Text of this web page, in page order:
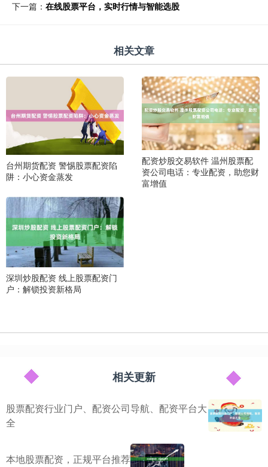
下一篇： 在线股票平台，实时行情与智能选股
相关文章
台州期货配资 警惕股票配资陷
阱：小心资金蒸发
配资炒股交易软件 温州股票配
资公司电话：专业配资，助您财
富增值
深圳炒股配资 线上股票配资门
户：解锁投资新格局
相关更新
股票配资行业门户、配资公司导航、配资平台大
全
本地股票配资，正规平台推荐